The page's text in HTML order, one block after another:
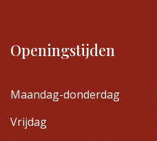
Openingstijden
Maandag-donderdag
Vrijdag